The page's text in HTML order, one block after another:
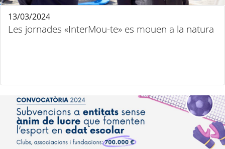
Les jornades «InterMou-te» es mouen a la natura
13/03/2024